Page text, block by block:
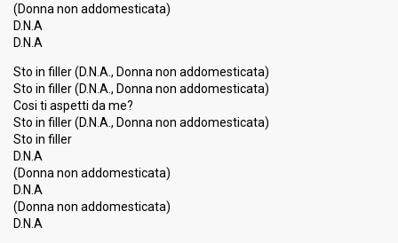
(Donna non addomesticata)
D.N.A
D.N.A
Sto in filler (D.N.A., Donna non addomesticata)
Sto in filler (D.N.A., Donna non addomesticata)
Cosi ti aspetti da me?
Sto in filler (D.N.A., Donna non addomesticata)
Sto in filler
D.N.A
(Donna non addomesticata)
D.N.A
(Donna non addomeѕticatа)
D.N.A